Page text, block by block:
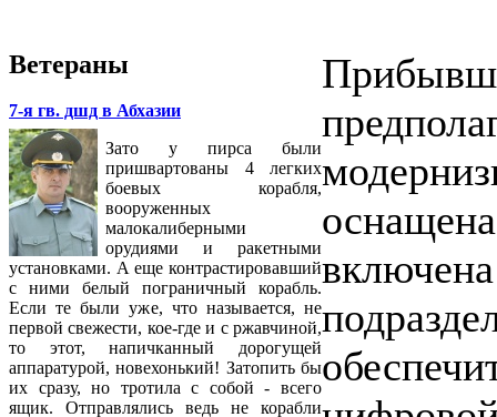
Ветераны
7-я гв. дшд в Абхазии
Зато у пирса были
пришвартованы 4 легких
боевых корабля,
вооруженных
малокалиберными
орудиями и ракетными
установками. А еще контрастировавший
с ними белый пограничный корабль.
Если те были уже, что называется, не
первой свежести, кое-где и с ржавчиной,
то этот, напичканный дорогущей
аппаратурой, новехонький! Затопить бы
их сразу, но тротила с собой - всего
ящик. Отправлялись ведь не корабли